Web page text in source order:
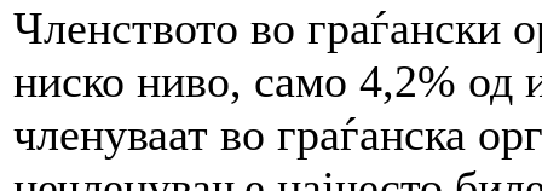
Членството во граѓански
ниско ниво, само 4,2% од
членуваат во граѓанска